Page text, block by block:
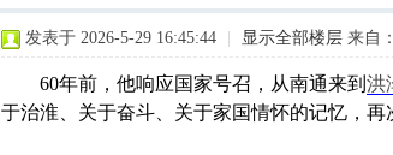
发表于 2026-5-29 16:45:44 显示全部楼层 来自
60年前，他响应国家号召，从南通来到 洪
于治淮、关于奋斗、关于家国情怀的记忆，再